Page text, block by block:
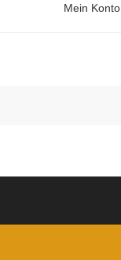
Mein Konto